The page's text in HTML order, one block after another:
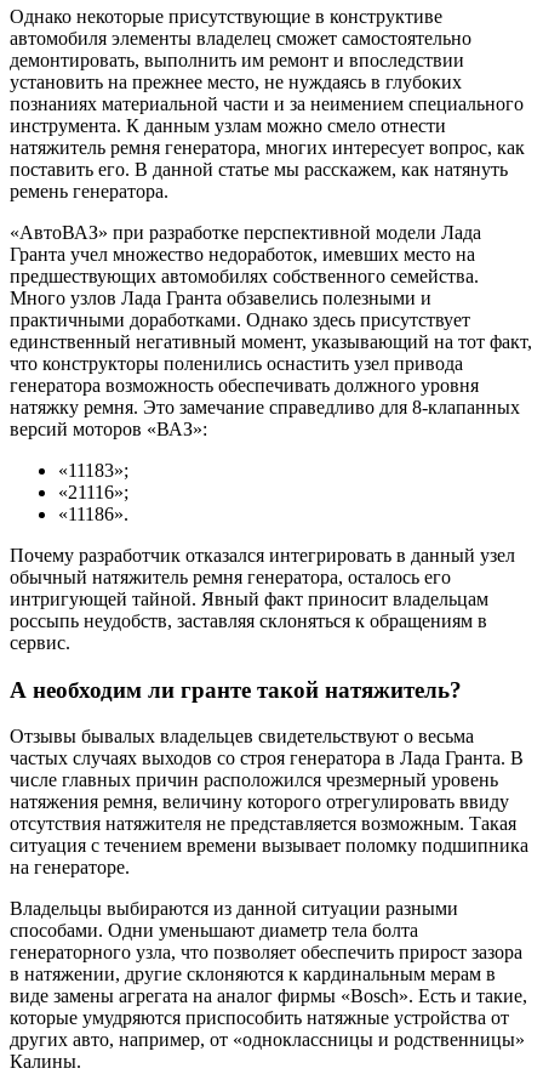
Однако некоторые присутствующие в конструктиве
автомобиля элементы владелец сможет самостоятельно
демонтировать, выполнить им ремонт и впоследствии
установить на прежнее место, не нуждаясь в глубоких
познаниях материальной части и за неимением специального
инструмента. К данным узлам можно смело отнести
натяжитель ремня генератора, многих интересует вопрос, как
поставить его. В данной статье мы расскажем, как натянуть
ремень генератора.
«АвтоВАЗ» при разработке перспективной модели Лада
Гранта учел множество недоработок, имевших место на
предшествующих автомобилях собственного семейства.
Много узлов Лада Гранта обзавелись полезными и
практичными доработками. Однако здесь присутствует
единственный негативный момент, указывающий на тот факт,
что конструкторы поленились оснастить узел привода
генератора возможность обеспечивать должного уровня
натяжку ремня. Это замечание справедливо для 8-клапанных
версий моторов «ВАЗ»:
«11183»;
«21116»;
«11186».
Почему разработчик отказался интегрировать в данный узел
обычный натяжитель ремня генератора, осталось его
интригующей тайной. Явный факт приносит владельцам
россыпь неудобств, заставляя склоняться к обращениям в
сервис.
А необходим ли гранте такой натяжитель?
Отзывы бывалых владельцев свидетельствуют о весьма
частых случаях выходов со строя генератора в Лада Гранта. В
числе главных причин расположился чрезмерный уровень
натяжения ремня, величину которого отрегулировать ввиду
отсутствия натяжителя не представляется возможным. Такая
ситуация с течением времени вызывает поломку подшипника
на генераторе.
Владельцы выбираются из данной ситуации разными
способами. Одни уменьшают диаметр тела болта
генераторного узла, что позволяет обеспечить прирост зазора
в натяжении, другие склоняются к кардинальным мерам в
виде замены агрегата на аналог фирмы «Bosch». Есть и такие,
которые умудряются приспособить натяжные устройства от
других авто, например, от «одноклассницы и родственницы»
Калины.